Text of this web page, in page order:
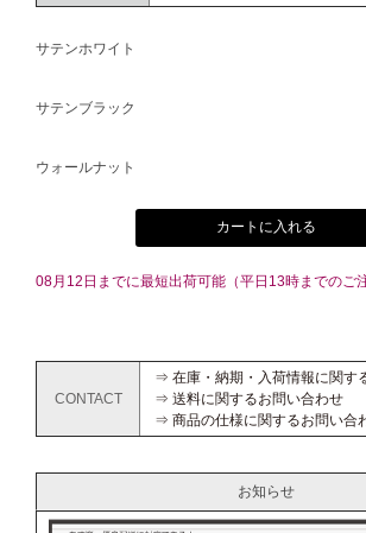
サテンホワイト
サテンブラック
ウォールナット
カートに入れる
08月12日までに最短出荷可能（平日13時までのご注
CONTACT
⇒ 在庫・納期・入荷情報に関す
⇒ 送料に関するお問い合わせ
⇒ 商品の仕様に関するお問い合
お知らせ